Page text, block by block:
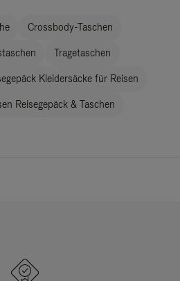
Crossbody-Taschen
Tragetaschen
Kleidersäcke für Reisen
Reisegepäck & Taschen